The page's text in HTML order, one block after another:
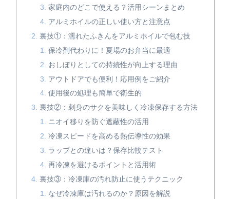
家庭内のどこで使える？活用シーンまとめ
アルミホイルの正しい使い方と注意点
裏技①：濡れたふきんをアルミホイルで包む技
保冷剤代わりに！夏場のお弁当に最適
おしぼりとしての持続性が向上する理由
アウトドアでも便利！応用例をご紹介
使用後の処理も簡単で衛生的
裏技②：刺身のサクを美味しく冷凍保存する方法
ニオイ移りを防ぐ遮蔽性の活用
冷凍スピードを高める熱伝導性の効果
ラップとの違いは？保存比較テスト
再冷凍を避けるポイントと活用術
裏技③：冷凍庫の汚れ防止に使うテクニック
なぜ冷凍庫は汚れるのか？原因を解説